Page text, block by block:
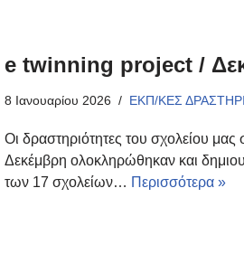
e twinning project /
8 Ιανουαρίου 2026 ΕΚΠ/ΚΕΣ
Οι δραστηριότητες του σχολείου
Δεκέμβρη ολοκληρώθηκαν και
των 17 σχολείων… Περισσότερα »